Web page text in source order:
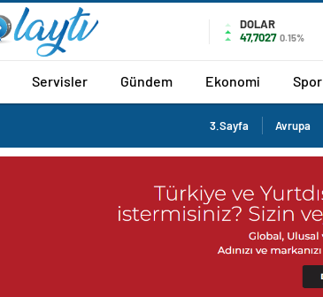
DOLAR
47,7027 0.15%
Servisler Gündem Ekonomi Spor
3.Sayfa Avrupa